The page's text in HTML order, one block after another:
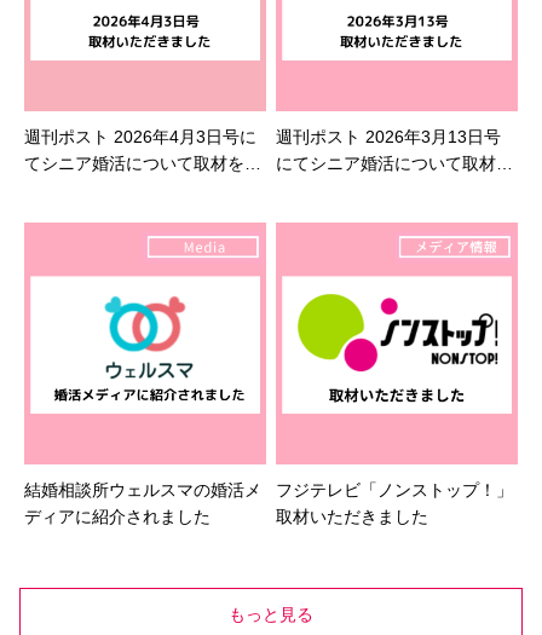
週刊ポスト 2026年4月3日号に
てシニア婚活について取材を受
週刊ポスト 2026年3月13日号
にてシニア婚活について取材を
結婚相談所ウェルスマの婚活メ
ディアに紹介されました
フジテレビ「ノンストップ！」
取材いただきました
もっと見る